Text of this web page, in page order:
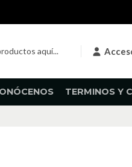
TERMINOS Y